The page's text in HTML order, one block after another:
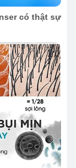
có thật sự